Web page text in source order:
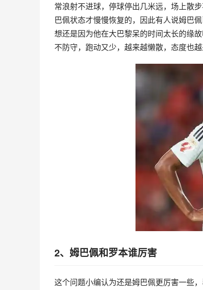
常浪射不进球，停球停出几米远，场上散
巴佩状态才慢慢恢复的，因此有人说姆巴
想还是因为他在大巴黎呆的时间太长的缘
不防守，跑动又少，越来越懒散，态度也
2、姆巴佩和罗本谁厉害
这个问题小编认为还是姆巴佩更厉害一些